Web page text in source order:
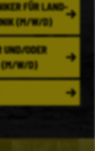
FÜR LAND-
(M/W/D)
UND/ODER
(M/W/D)